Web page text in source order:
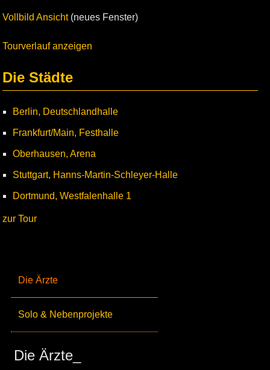
Die Ärzte
Solo & Nebenprojekte
Die Ärzte_
Vollbild Ansicht(neues Fenster)
Tourverlauf anzeigen
Die Städte
Berlin, Deutschlandhalle
Frankfurt/Main, Festhalle
Oberhausen, Arena
Stuttgart, Hanns-Martin-Schleyer-Halle
Dortmund, Westfalenhalle 1
zur Tour